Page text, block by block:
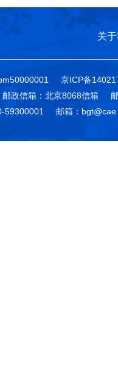
关
京ICP备
邮政信箱：北京8068信箱
59300001 邮箱：